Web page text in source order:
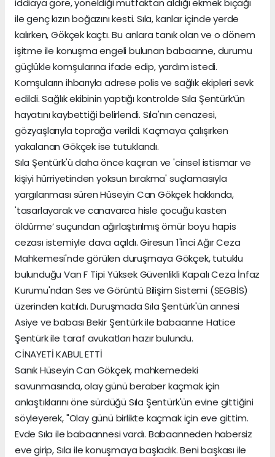
iddiaya göre, yöneldiği mutfaktan aldığı ekmek bıçağı
ile genç kızın boğazını kesti. Sıla, kanlar içinde yerde
kalırken, Gökçek kaçtı. Bu anlara tanık olan ve o dönem
işitme ile konuşma engeli bulunan babaanne, durumu
güçlükle komşularına ifade edip, yardım istedi.
Komşuların ihbarıyla adrese polis ve sağlık ekipleri sevk
edildi. Sağlık ekibinin yaptığı kontrolde Sıla Şentürk’ün
hayatını kaybettiği belirlendi. Sıla'nın cenazesi,
gözyaşlarıyla toprağa verildi. Kaçmaya çalışırken
yakalanan Gökçek ise tutuklandı.
Sıla Şentürk'ü daha önce kaçıran ve 'cinsel istismar ve
kişiyi hürriyetinden yoksun bırakma' suçlamasıyla
yargılanması süren Hüseyin Can Gökçek hakkında,
'tasarlayarak ve canavarca hisle çocuğu kasten
öldürme’ suçundan ağırlaştırılmış ömür boyu hapis
cezası istemiyle dava açıldı. Giresun 1'inci Ağır Ceza
Mahkemesi'nde görülen duruşmaya Gökçek, tutuklu
bulunduğu Van F Tipi Yüksek Güvenlikli Kapalı Ceza İnfaz
Kurumu'ndan Ses ve Görüntü Bilişim Sistemi (SEGBİS)
üzerinden katıldı. Duruşmada Sıla Şentürk'ün annesi
Asiye ve babası Bekir Şentürk ile babaanne Hatice
Şentürk ile taraf avukatları hazır bulundu.
CİNAYETİ KABUL ETTİ
Sanık Hüseyin Can Gökçek, mahkemedeki
savunmasında, olay günü beraber kaçmak için
anlaştıklarını öne sürdüğü Sıla Şentürk'ün evine gittiğini
söyleyerek, "Olay günü birlikte kaçmak için eve gittim.
Evde Sıla ile babaannesi vardı. Babaanneden habersiz
eve girip, Sıla ile konuşmaya başladık. Beni başkası ile